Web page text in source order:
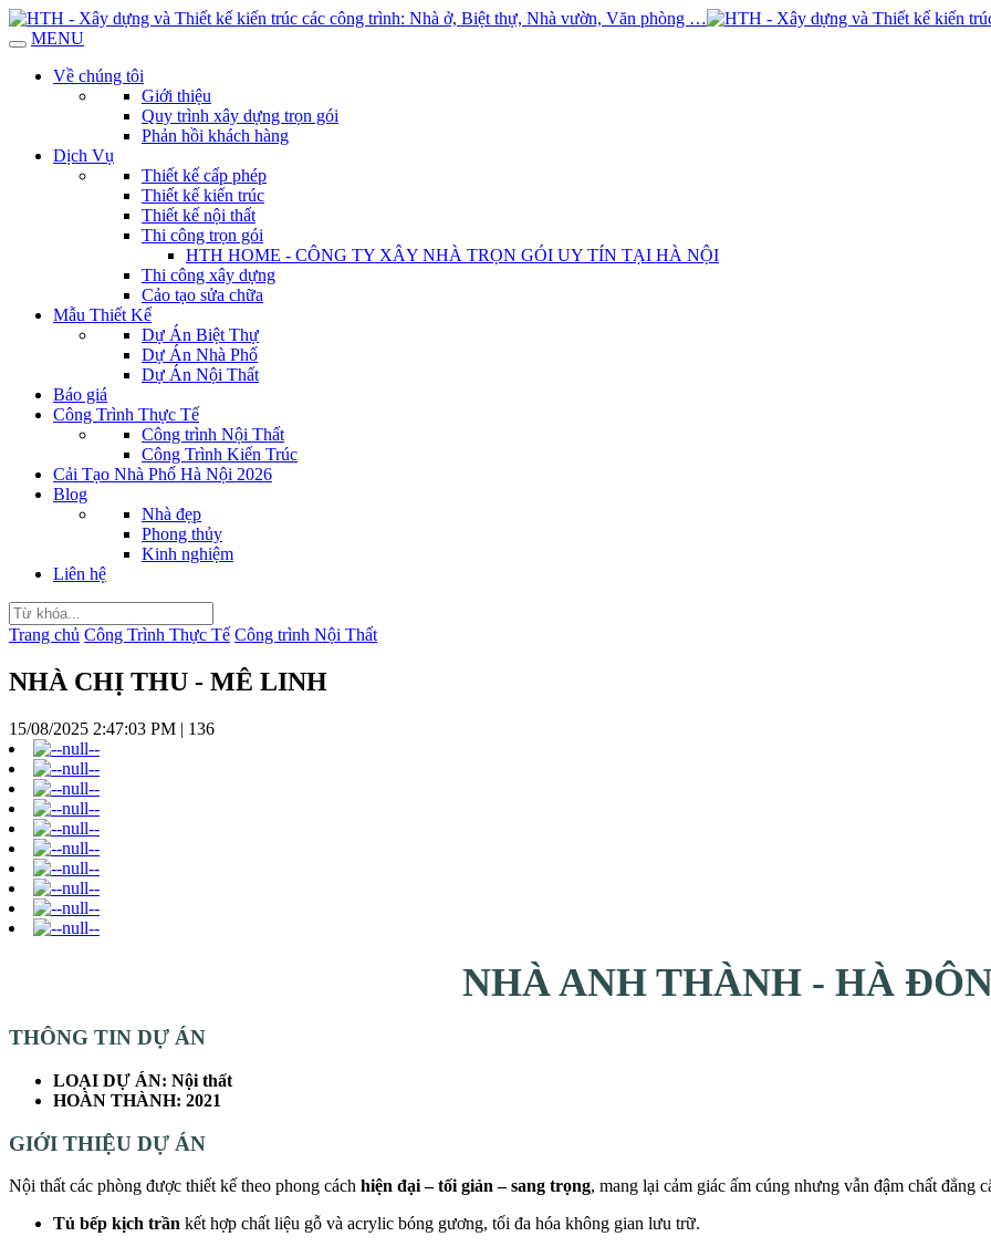
MENU
Về chúng tôi
Giới thiệu
Quy trình xây dựng trọn gói
Phản hồi khách hàng
Dịch Vụ
Thiết kế cấp phép
Thiết kế kiến trúc
Thiết kế nội thất
Thi công trọn gói
HTH HOME - CÔNG TY XÂY NHÀ TRỌN GÓI UY TÍN TẠI HÀ NỘI
Thi công xây dựng
Cảo tạo sửa chữa
Mẫu Thiết Kế
Dự Án Biệt Thự
Dự Án Nhà Phố
Dự Án Nội Thất
Báo giá
Công Trình Thực Tế
Công trình Nội Thất
Công Trình Kiến Trúc
Cải Tạo Nhà Phố Hà Nội 2026
Blog
Nhà đẹp
Phong thủy
Kinh nghiệm
Liên hệ
Trang chủ Công Trình Thực Tế Công trình Nội Thất
NHÀ CHỊ THU - MÊ LINH
15/08/2025 2:47:03 PM | 136
NHÀ ANH THÀNH - HÀ
THÔNG TIN DỰ ÁN
LOẠI DỰ ÁN: Nội thất
HOÀN THÀNH: 2021
GIỚI THIỆU DỰ ÁN
Nội thất các phòng được thiết kế theo phong cách hiện đại – tối giản – sang trọng, mang lại cảm giác ấm cúng nhưng vẫn đậm chất đẳng
Tủ bếp kịch trần kết hợp chất liệu gỗ và acrylic bóng gương, tối đa hóa không gian lưu trữ.